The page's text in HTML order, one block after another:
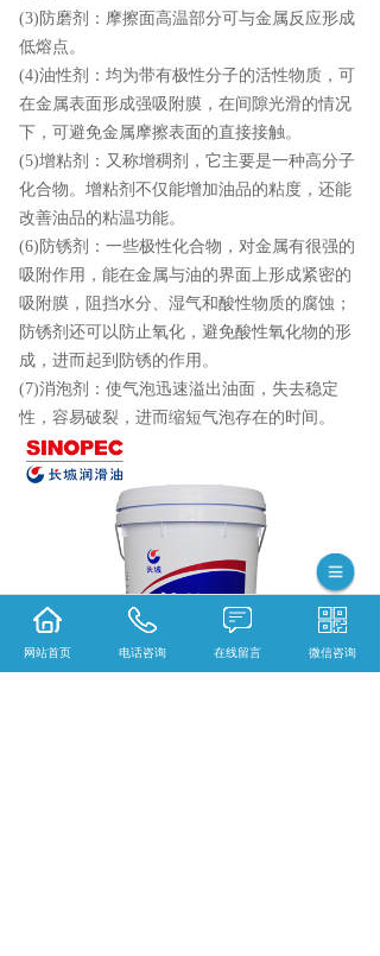
(3)防磨剂：摩擦面高温部分可与金属反应形成
低熔点。
(4)油性剂：均为带有极性分子的活性物质，可
在金属表面形成强吸附膜，在间隙光滑的情况
下，可避免金属摩擦表面的直接接触。
(5)增粘剂：又称增稠剂，它主要是一种高分子
化合物。增粘剂不仅能增加油品的粘度，还能
改善油品的粘温功能。
(6)防锈剂：一些极性化合物，对金属有很强的
吸附作用，能在金属与油的界面上形成紧密的
吸附膜，阻挡水分、湿气和酸性物质的腐蚀；
防锈剂还可以防止氧化，避免酸性氧化物的形
成，进而起到防锈的作用。
(7)消泡剂：使气泡迅速溢出油面，失去稳定
性，容易破裂，进而缩短气泡存在的时间。
网站首页 电话咨询 在线留言 微信咨询